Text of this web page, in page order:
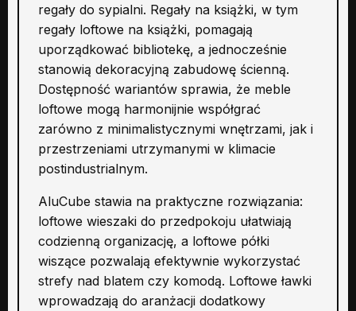
regały do sypialni. Regały na książki, w tym
regały loftowe na książki, pomagają
uporządkować bibliotekę, a jednocześnie
stanowią dekoracyjną zabudowę ścienną.
Dostępność wariantów sprawia, że meble
loftowe mogą harmonijnie współgrać
zarówno z minimalistycznymi wnętrzami, jak i
przestrzeniami utrzymanymi w klimacie
postindustrialnym.
AluCube stawia na praktyczne rozwiązania:
loftowe wieszaki do przedpokoju ułatwiają
codzienną organizację, a loftowe półki
wiszące pozwalają efektywnie wykorzystać
strefy nad blatem czy komodą. Loftowe ławki
wprowadzają do aranżacji dodatkowy